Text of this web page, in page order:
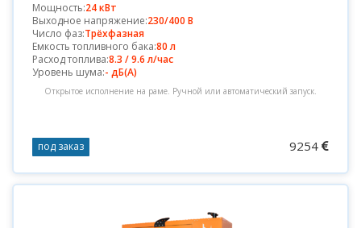
Мощность:24 кВт
Выходное напряжение:230/400 В
Число фаз:Трёхфазная
Емкость топливного бака:80 л
Расход топлива:8.3 / 9.6 л/час
Уровень шума:- дБ(А)
Открытое исполнение на раме. Ручной или автоматический запуск.
9254
под заказ